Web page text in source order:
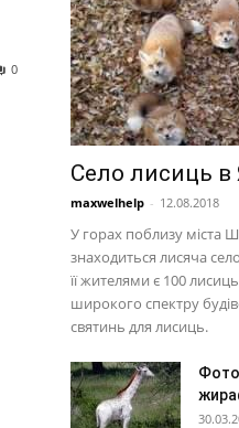
0
Село лисиць в
maxwelhelp - 12.08.2018
У горах поблизу міста
знаходиться лисяча
її жителями є 100
широкого спектру
святинь для лисиць.